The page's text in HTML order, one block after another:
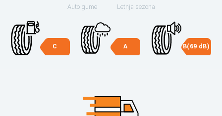
Auto gume Letnja sezona
C A B(69 dB)